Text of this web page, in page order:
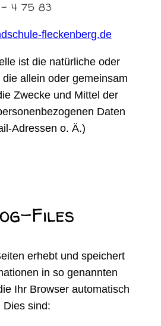
4 75 83
fleckenberg.de
ist die natürliche oder
allein oder gemeinsam
Zwecke und Mittel der
Daten
Adressen o. Ä.)
Files
erhebt und speichert
in so genannten
Ihr Browser automatisch
Dies sind: